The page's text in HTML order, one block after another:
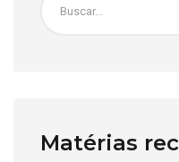
Matérias